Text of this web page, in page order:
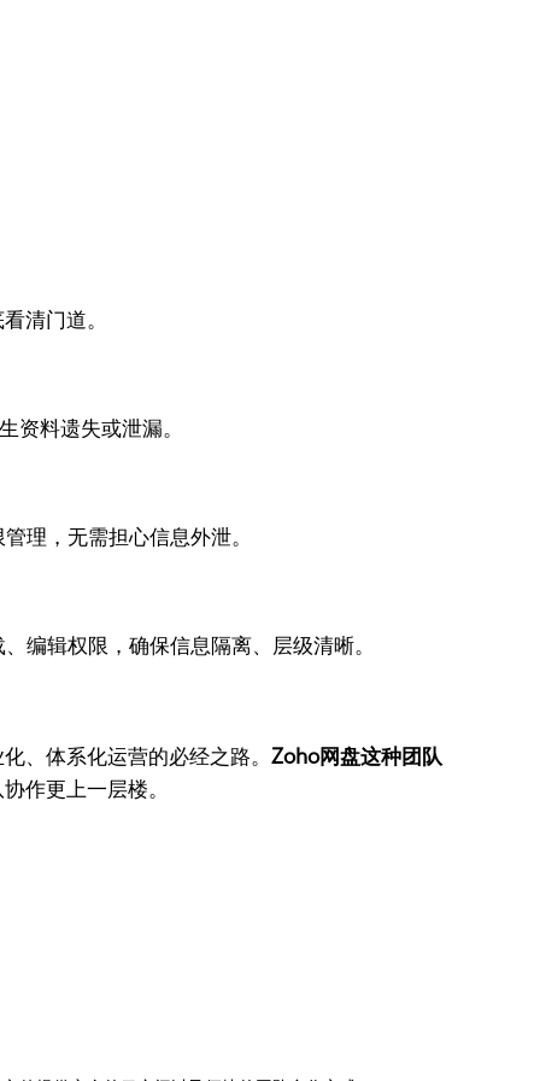
清门道。
资料遗失或泄漏。
理，无需担心信息外泄。
编辑权限，确保信息隔离、层级清晰。
、体系化运营的必经之路。Zoho网盘这种团队
作更上一层楼。